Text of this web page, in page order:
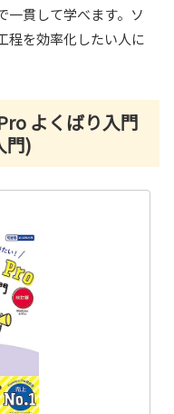
一貫して学べます。ソ
程を効率化したい人に
よくばり入門
門)